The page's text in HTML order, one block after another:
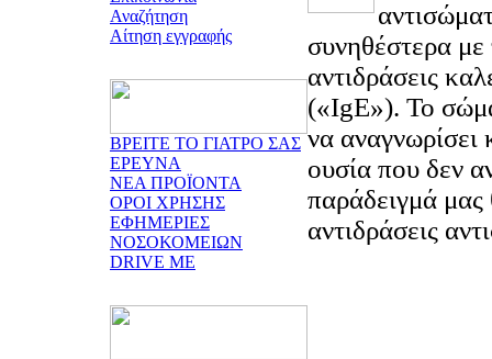
Αναζήτηση
Αίτηση εγγραφής
ΒΡΕΙΤΕ ΤΟ ΓΙΑΤΡΟ ΣΑΣ
ΕΡΕΥΝΑ
ΝΕΑ ΠΡΟΪΟΝΤΑ
ΟΡΟΙ ΧΡΗΣΗΣ
ΕΦΗΜΕΡΙΕΣ
ΝΟΣΟΚΟΜΕΙΩΝ
DRIVE ME
συνηθέστερα με
αντιδράσεις
(«IgE»). Το
να αναγνωρίσει
ουσία που δεν
παράδειγμά μας
αντιδράσεις